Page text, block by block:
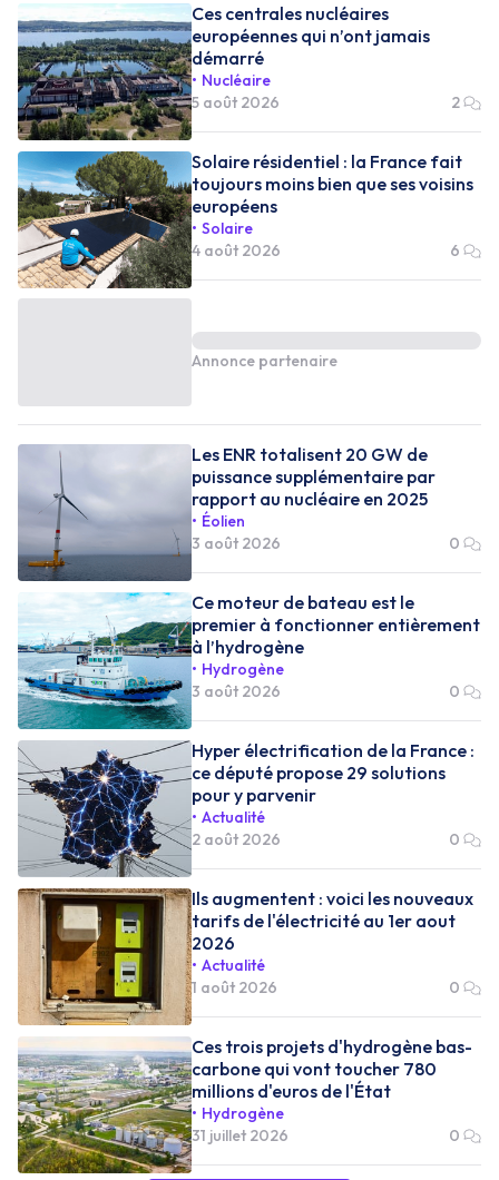
Ces centrales nucléaires
européennes qui n’ont jamais
démarré
Nucléaire
5 août 2026
2
Solaire résidentiel : la France fait
toujours moins bien que ses voisins
européens
Solaire
4 août 2026
6
Annonce partenaire
Les ENR totalisent 20 GW de
puissance supplémentaire par
rapport au nucléaire en 2025
Éolien
3 août 2026
0
Ce moteur de bateau est le
premier à fonctionner entièrement
à l’hydrogène
Hydrogène
3 août 2026
0
Hyper électrification de la France :
ce député propose 29 solutions
pour y parvenir
Actualité
2 août 2026
0
Ils augmentent : voici les nouveaux
tarifs de l'électricité au 1er aout
2026
Actualité
1 août 2026
0
Ces trois projets d'hydrogène bas-
carbone qui vont toucher 780
millions d'euros de l'État
Hydrogène
31 juillet 2026
0